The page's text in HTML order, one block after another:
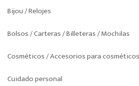
Bijou / Relojes
Bolsos / Carteras / Billeteras / Mochilas
Cosméticos / Accesorios para cosméticos
Cuidado personal